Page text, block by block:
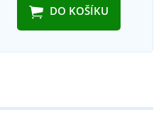
DO KOŠÍKU